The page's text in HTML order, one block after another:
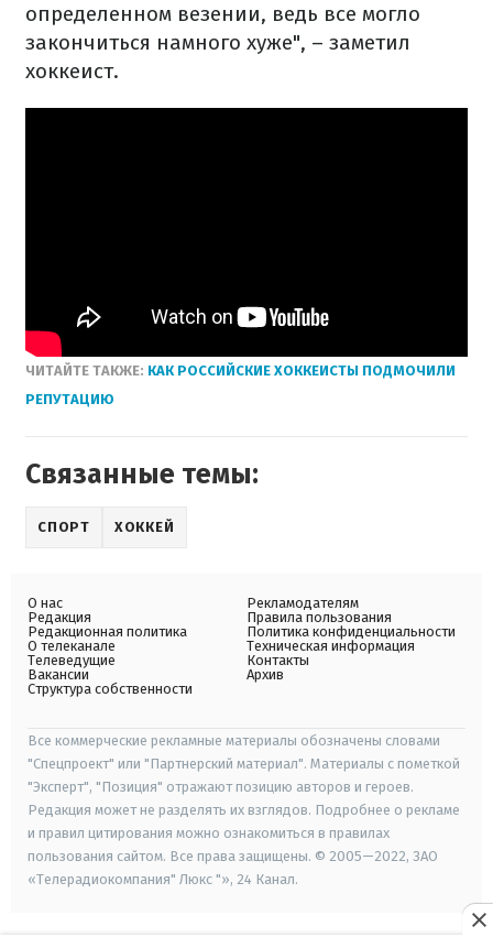
определенном везении, ведь все могло
закончиться намного хуже", – заметил
хоккеист.
ЧИТАЙТЕ ТАКЖЕ: КАК РОССИЙСКИЕ ХОККЕИСТЫ ПОДМОЧИЛИ
РЕПУТАЦИЮ
Связанные темы:
СПОРТ ХОККЕЙ
О нас
Редакция
Редакционная политика
О телеканале
Телеведущие
Вакансии
Структура собственности
Рекламодателям
Правила пользования
Политика конфиденциальности
Техническая информация
Контакты
Архив
Все коммерческие рекламные материалы обозначены словами
"Спецпроект" или "Партнерский материал". Материалы с пометкой
"Эксперт", "Позиция" отражают позицию авторов и героев.
Редакция может не разделять их взглядов. Подробнее о рекламе
и правил цитирования можно ознакомиться в правилах
пользования сайтом. Все права защищены. © 2005—2022, ЗАО
«Телерадиокомпания" Люкс "», 24 Канал.